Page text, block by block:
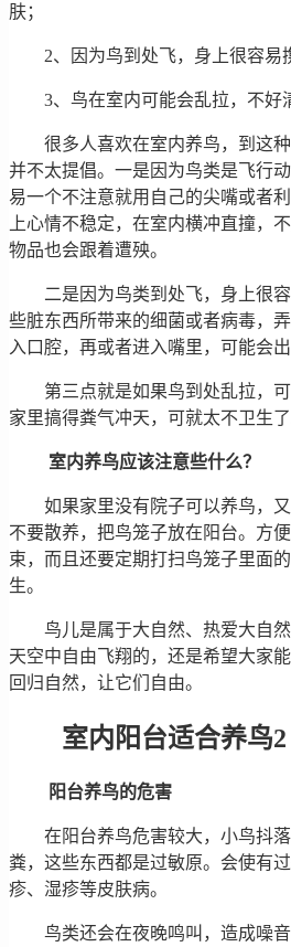
肤；
2、因为鸟到处飞，身上很容易
3、鸟在室内可能会乱拉，不好
很多人喜欢在室内养鸟，到这种
并不太提倡。一是因为鸟类是飞行
易一个不注意就用自己的尖嘴或者
上心情不稳定，在室内横冲直撞，
物品也会跟着遭殃。
二是因为鸟类到处飞，身上很容
些脏东西所带来的细菌或者病毒，
入口腔，再或者进入嘴里，可能会出
第三点就是如果鸟到处乱拉，可
家里搞得粪气冲天，可就太不卫生了
室内养鸟应该注意些什么？
如果家里没有院子可以养鸟，又
不要散养，把鸟笼子放在阳台。方
束，而且还要定期打扫鸟笼子里面
生。
鸟儿是属于大自然、热爱大自然
天空中自由飞翔的，还是希望大家
回归自然，让它们自由。
室内阳台适合养鸟2
阳台养鸟的危害
在阳台养鸟危害较大，小鸟抖落
粪，这些东西都是过敏原。会使有
疹、湿疹等皮肤病。
鸟类还会在夜晚鸣叫，造成噪音